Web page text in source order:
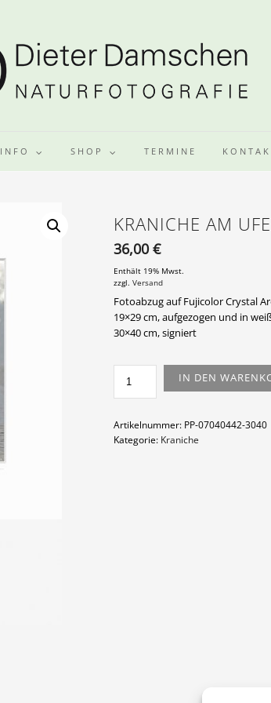
INFO SHOP TERMINE
KRANICHE AM
36,00€
Enthält 19% Mwst.
zzgl.Versand
Fotoabzug auf Fujicolor Crystal
19×29 cm, aufgezogen und in
30×40 cm, signiert
AM
MENGE
IN DEN
Artikelnummer: PP-07040442-3040
Kategorie: Kraniche